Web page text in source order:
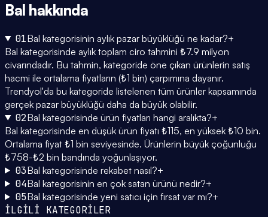
Bal hakkında
01Bal kategorisinin aylık pazar büyüklüğü ne kadar?+
Bal kategorisinde aylık toplam ciro tahmini ₺7.9 milyon
civarındadır. Bu tahmin, kategoride öne çıkan ürünlerin satış
hacmi ile ortalama fiyatların (₺1 bin) çarpımına dayanır.
Trendyol'da bu kategoride listelenen tüm ürünler kapsamında
gerçek pazar büyüklüğü daha da büyük olabilir.
02Bal kategorisinde ürün fiyatları hangi aralıkta?+
Bal kategorisinde en düşük ürün fiyatı ₺115, en yüksek ₺10 bin.
Ortalama fiyat ₺1 bin seviyesinde. Ürünlerin büyük çoğunluğu
₺758-₺2 bin bandında yoğunlaşıyor.
03Bal kategorisinde rekabet nasıl?+
04Bal kategorisinin en çok satan ürünü nedir?+
05Bal kategorisinde yeni satıcı için fırsat var mı?+
İLGİLİ KATEGORİLER